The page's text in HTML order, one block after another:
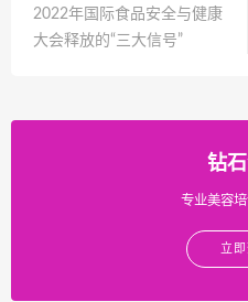
2022年国际食品安全与健康
大会释放的“三大信号”
钻
专业美容
立